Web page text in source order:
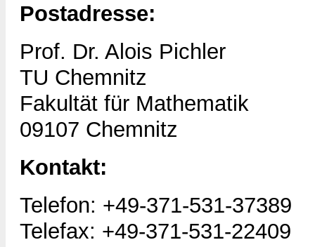
Postadresse:
Prof. Dr. Alois Pichler
TU Chemnitz
Fakultät für Mathematik
09107 Chemnitz
Kontakt:
Telefon: +49-371-531-37389
Telefax: +49-371-531-22409